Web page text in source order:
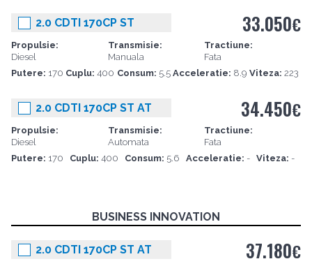
2.0 CDTI 170CP ST
Propulsie:
Diesel
Transmisie:
Manuala
Tractiune:
Fata
Putere: 170 Cuplu:400 Consum: 5.5 Acceleratie: 8.9 Viteza: 223
33.050€
2.0 CDTI 170CP ST AT
Propulsie:
Diesel
Transmisie:
Automata
Tractiune:
Fata
Putere: 170 Cuplu:400 Consum: 5.6 Acceleratie: - Viteza: -
34.450€
BUSINESS INNOVATION
2.0 CDTI 170CP ST AT 37.180€